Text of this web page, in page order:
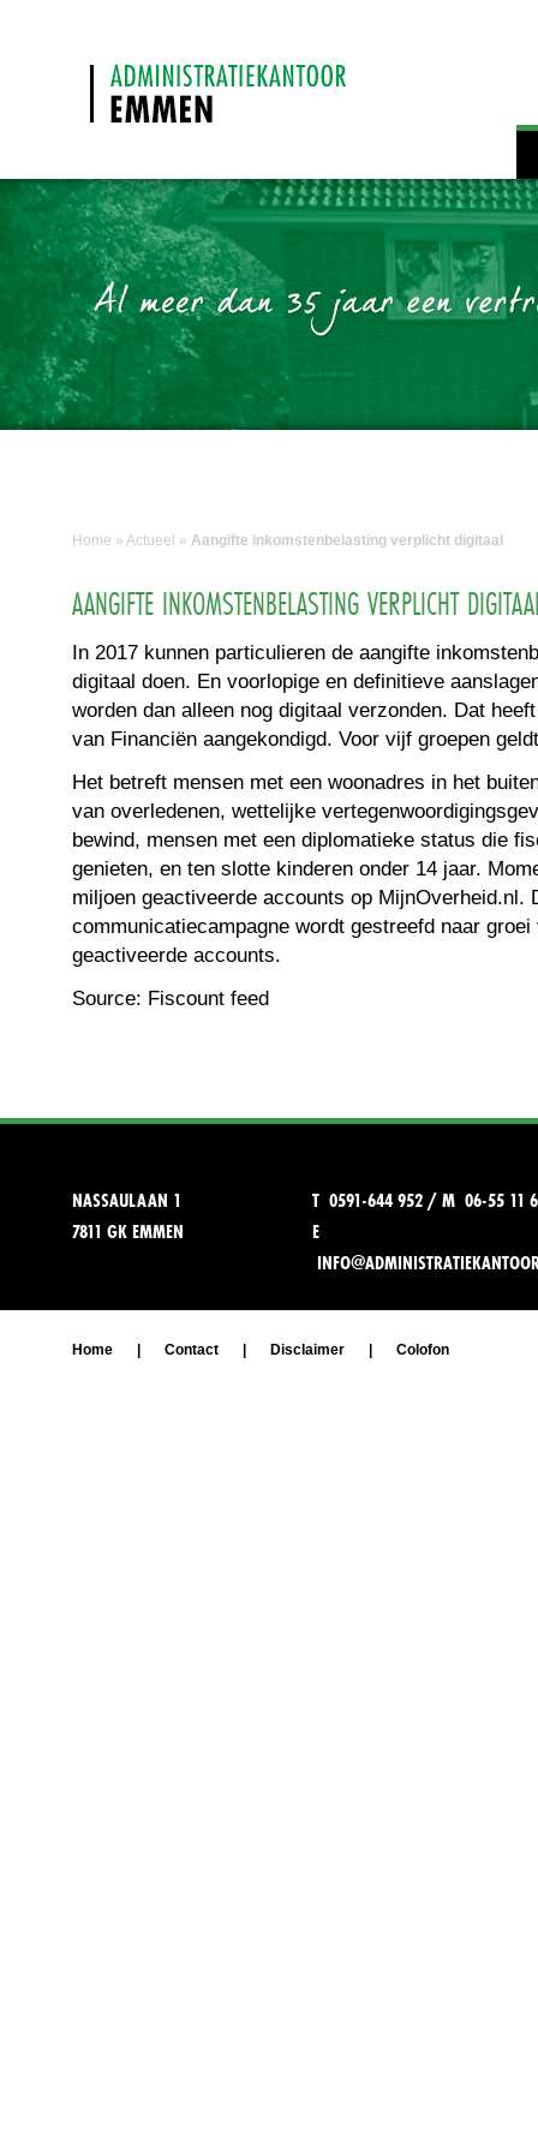
Home » Actueel » Aangifte inkomstenbelasting verplicht digitaal
AANGIFTE INKOMSTENBELASTING VERPLICHT
In 2017 kunnen particulieren de aangifte
digitaal doen. En voorlopige en definitieve
worden dan alleen nog digitaal verzonden. Dat
van Financiën aangekondigd. Voor vijf groepen
Het betreft mensen met een woonadres in het
van overledenen, wettelijke
bewind, mensen met een diplomatieke status die
genieten, en ten slotte kinderen onder 14 jaar.
miljoen geactiveerde accounts op MijnOverheid.nl.
communicatiecampagne wordt gestreefd naar groei
geactiveerde accounts.
Source: Fiscount feed
NASSAULAAN 1
7811 GK EMMEN
T 0591-644 952 / M 06-55 11
E
Home Contact Disclaimer Colofon